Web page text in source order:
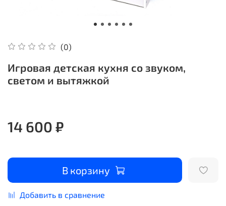
(0)
Игровая детская кухня со звуком,
светом и вытяжкой
14 600 ₽
В корзину
Добавить в сравнение